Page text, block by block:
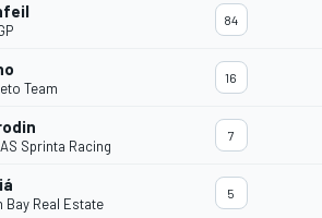
84
Team
16
Sprinta Racing
7
Bay Real Estate
5